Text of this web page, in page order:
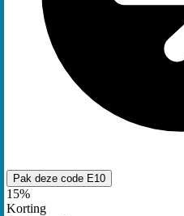
Pak deze code E10
15%
Korting